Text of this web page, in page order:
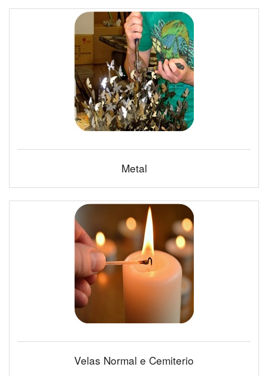
Metal
Velas Normal e Cemiterio